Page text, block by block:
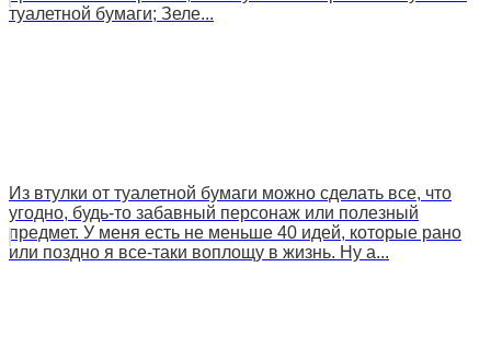
туалетной бумаги; Зеле...
Из втулки от туалетной бумаги можно сделать все, что
угодно, будь-то забавный персонаж или полезный
предмет. У меня есть не меньше 40 идей, которые рано
или поздно я все-таки воплощу в жизнь. Ну а...